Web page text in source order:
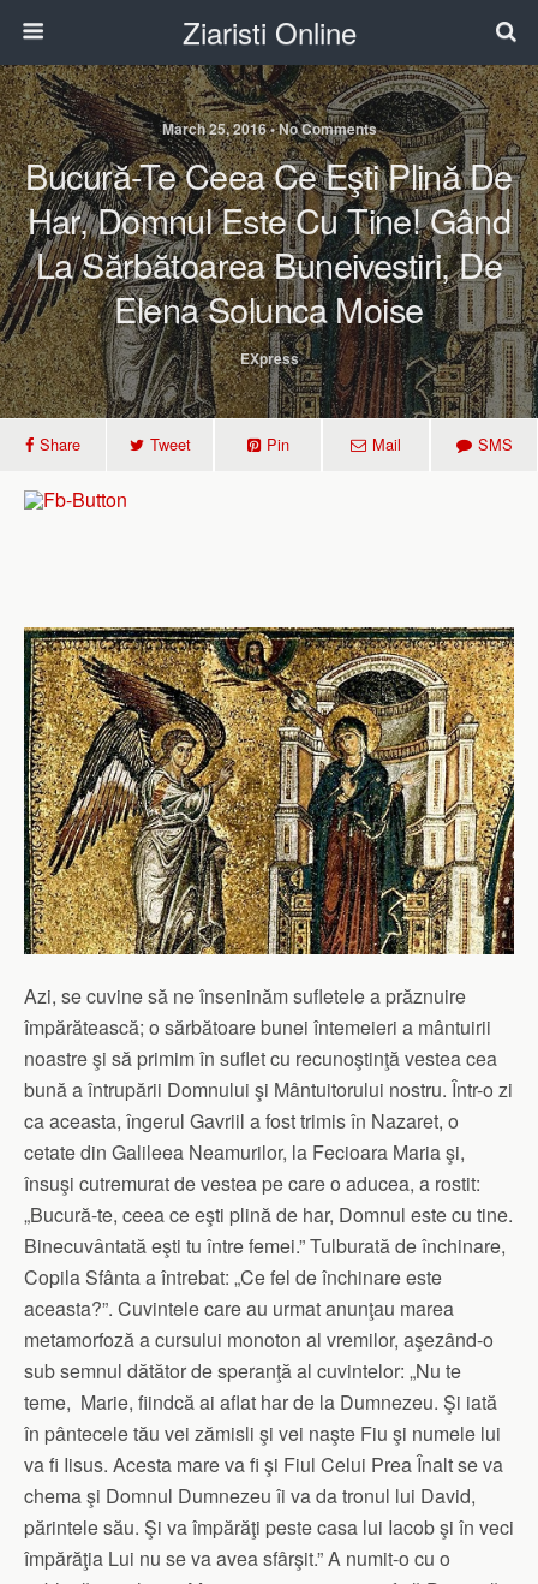
Ziaristi Online
March 25, 2016 • No Comments
Bucură-Te Ceea Ce Eşti Plină De
Har, Domnul Este Cu Tine! Gând
La Sărbătoarea Buneivestiri, De
Elena Solunca Moise
EXpress
Share Tweet Pin Mail SMS
Azi, se cuvine să ne înseninăm sufletele a prăznuire
împărătească; o sărbătoare bunei întemeieri a mântuirii
noastre şi să primim în suflet cu recunoştinţă vestea cea
bună a întrupării Domnului şi Mântuitorului nostru. Într-o zi
ca aceasta, îngerul Gavriil a fost trimis în Nazaret, o
cetate din Galileea Neamurilor, la Fecioara Maria şi,
însuşi cutremurat de vestea pe care o aducea, a rostit:
„Bucură-te, ceea ce eşti plină de har, Domnul este cu tine.
Binecuvântată eşti tu între femei.” Tulburată de închinare,
Copila Sfânta a întrebat: „Ce fel de închinare este
aceasta?”. Cuvintele care au urmat anunţau marea
metamorfoză a cursului monoton al vremilor, aşezând-o
sub semnul dătător de speranţă al cuvintelor: „Nu te
teme, Marie, fiindcă ai aflat har de la Dumnezeu. Şi iată
în pântecele tău vei zămisli şi vei naşte Fiu şi numele lui
va fi Iisus. Acesta mare va fi şi Fiul Celui Prea Înalt se va
chema şi Domnul Dumnezeu îi va da tronul lui David,
părintele său. Şi va împărăţi peste casa lui Iacob şi în veci
împărăţia Lui nu se va avea sfârşit.” A numit-o cu o